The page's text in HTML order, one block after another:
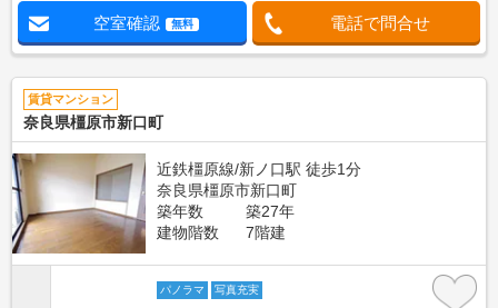
空室確認 無料 電話で問合せ
賃貸マンション
奈良県橿原市新口町
近鉄橿原線/新ノ口駅 徒歩1分
奈良県橿原市新口町
築年数
築27年
建物階数
7階建
パノラマ 写真充実